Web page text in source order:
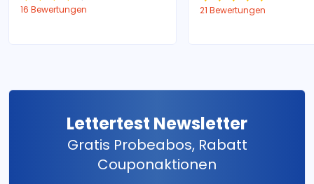
16 Bewertungen 21 Bewertungen
Lettertest Newsletter
Gratis Probeabos, Rabatt
Couponaktionen